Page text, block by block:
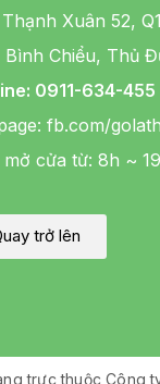
Xuân 52,
Bình Chiểu, Thủ
0911-634-455
fb.com/
mở cửa từ: 8h ~
trở lên
trực thuộc Công